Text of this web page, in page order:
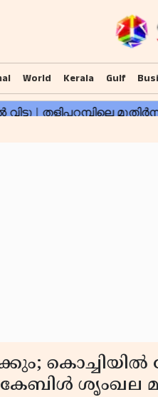
World Kerala Gulf
കേബിള്‍